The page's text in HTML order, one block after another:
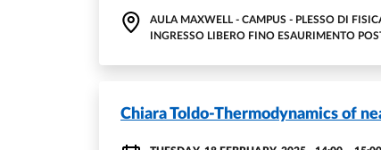
AULA MAXWELL - CAMPUS - PLESSO DI
INGRESSO LIBERO FINO ESAURIMENTO
Chiara Toldo-Thermodynamics of